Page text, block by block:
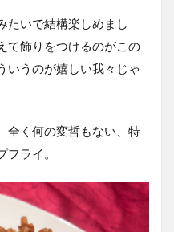
たいで結構楽しめまし
て飾りをつけるのがこの
いうのが嬉しい我々じゃ
全く何の変哲もない、特
ライ。